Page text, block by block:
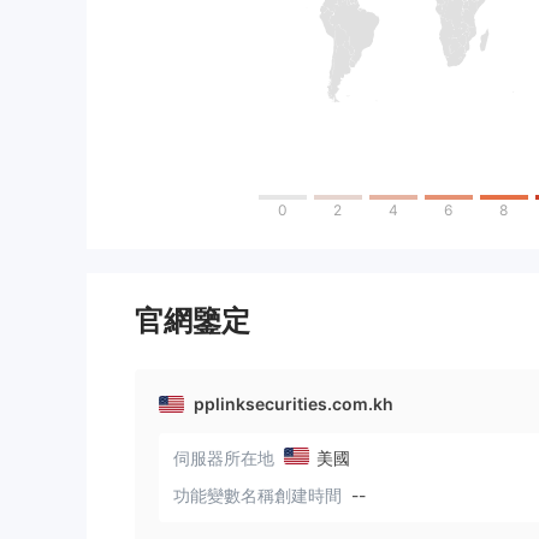
0 2 4 6 8
官網鑒定
pplinksecurities.com.kh
伺服器所在地
美國
功能變數名稱創建時間 --